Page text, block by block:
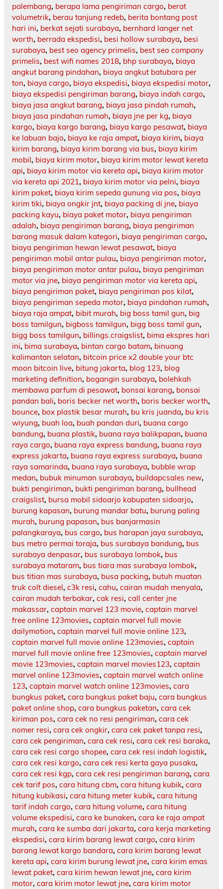
palembang, berapa lama pengiriman cargo, berat
volumetrik, berau tanjung redeb, berita bontang post
hari ini, berkat sejati surabaya, bernhard langer net
worth, berrada ekspedisi, besi hollow surabaya, besi
surabaya, best seo agency primelis, best seo company
primelis, best wifi names 2018, bhp surabaya, biaya
angkut barang pindahan, biaya angkut batubara per
ton, biaya cargo, biaya ekspedisi, biaya ekspedisi motor,
biaya ekspedisi pengiriman barang, biaya indah cargo,
biaya jasa angkut barang, biaya jasa pindah rumah,
biaya jasa pindahan rumah, biaya jne per kg, biaya
kargo, biaya kargo barang, biaya kargo pesawat, biaya
ke labuan bajo, biaya ke raja ampat, biaya kirim, biaya
kirim barang, biaya kirim barang via bus, biaya kirim
mobil, biaya kirim motor, biaya kirim motor lewat kereta
api, biaya kirim motor via kereta api, biaya kirim motor
via kereta api 2021, biaya kirim motor via pelni, biaya
kirim paket, biaya kirim sepeda gunung via pos, biaya
kirim tiki, biaya ongkir jnt, biaya packing di jne, biaya
packing kayu, biaya paket motor, biaya pengiriman
adalah, biaya pengiriman barang, biaya pengiriman
barang masuk dalam kategori, biaya pengiriman cargo,
biaya pengiriman hewan lewat pesawat, biaya
pengiriman mobil antar pulau, biaya pengiriman motor,
biaya pengiriman motor antar pulau, biaya pengiriman
motor via jne, biaya pengiriman motor via kereta api,
biaya pengiriman paket, biaya pengiriman pos kilat,
biaya pengiriman sepeda motor, biaya pindahan rumah,
biaya raja ampat, bibit murah, big boss tamil gun, big
boss tamilgun, bigboss tamilgun, bigg boss tamil gun,
bigg boss tamilgun, billings.craigslist, bima ekspres hari
ini, bima surabaya, bintan cargo batam, binuang
kalimantan selatan, bitcoin price x2 double your btc
moon bitcoin live, bitung jakarta, blog 123, blog
marketing definition, bogangin surabaya, bolehkah
membawa parfum di pesawat, bonsai karang, bonsai
pandan bali, boris becker net worth, boris becker worth,
bounce, box plastik besar murah, bu kris juanda, bu kris
wiyung, buah loa, buah pandan duri, buana cargo
bandung, buana plastik, buana raya balikpapan, buana
raya cargo, buana raya express bandung, buana raya
express jakarta, buana raya express surabaya, buana
raya samarinda, buana raya surabaya, bubble wrap
medan, bubuk minuman surabaya, buildapcsales new,
bukti pengiriman, bukti pengiriman barang, bullhead
craigslist, bursa mobil sidoarjo kabupaten sidoarjo,
burung kapasan, burung mandar batu, burung paling
murah, burung papasan, bus banjarmasin
palangkaraya, bus cargo, bus harapan jaya surabaya,
bus metro permai toraja, bus surabaya bandung, bus
surabaya denpasar, bus surabaya lombok, bus
surabaya mataram, bus tiara mas surabaya lombok,
bus titian mas surabaya, busa packing, butuh muatan
truk colt diesel, c3k resi, cahu, cairan mudah menyala,
cairan mudah terbakar, cak resi, call center jne
makassar, captain marvel 123 movie, captain marvel
free online 123movies, captain marvel full movie
dailymotion, captain marvel full movie online 123,
captain marvel full movie online 123movies, captain
marvel full movie online free 123movies, captain marvel
movie 123movies, captain marvel movies123, captain
marvel online 123movies, captain marvel watch online
123, captain marvel watch online 123movies, cara
bungkus paket, cara bungkus paket baju, cara bungkus
paket online shop, cara bungkus paketan, cara cek
kiriman pos, cara cek no resi pengiriman, cara cek
nomer resi, cara cek ongkir, cara cek paket tanpa resi,
cara cek pengiriman, cara cek resi, cara cek resi baraka,
cara cek resi cargo shopee, cara cek resi indah logistik,
cara cek resi kargo, cara cek resi kerta gaya pusaka,
cara cek resi kgp, cara cek resi pengiriman barang, cara
cek tarif pos, cara hitung cbm, cara hitung kubik, cara
hitung kubikasi, cara hitung meter kubik, cara hitung
tarif indah cargo, cara hitung volume, cara hitung
volume ekspedisi, cara ke bunaken, cara ke raja ampat
murah, cara ke sumba dari jakarta, cara kerja marketing
ekspedisi, cara kirim barang lewat cargo, cara kirim
barang lewat kargo bandara, cara kirim barang lewat
kereta api, cara kirim burung lewat jne, cara kirim emas
lewat paket, cara kirim hewan lewat jne, cara kirim
motor, cara kirim motor lewat jne, cara kirim motor